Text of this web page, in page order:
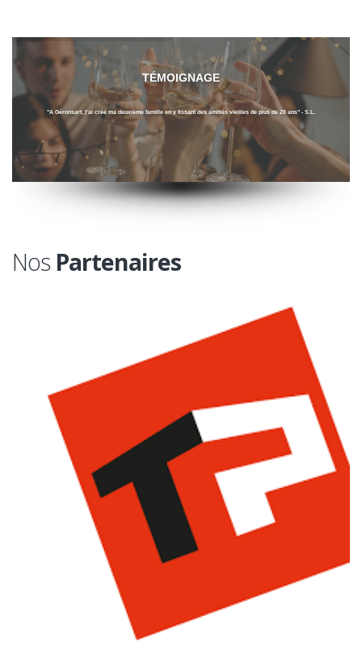
TÉMOIGNAGE
"A Géronsart, j'ai créé ma deuxième famille en y tissant des amitiés vieilles de plus de 20 ans" - S.L.
Nos Partenaires